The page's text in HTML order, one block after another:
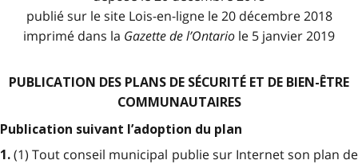
publié sur le site Lois-en-ligne le 20 décembre 2018
imprimé dans la Gazette de l’Ontario le 5 janvier 2019
PUBLICATION DES PLANS DE SÉCURITÉ ET DE BIEN-ÊTRE
COMMUNAUTAIRES
Publication suivant l’adoption du plan
1.(1) Tout conseil municipal publie sur Internet son plan de